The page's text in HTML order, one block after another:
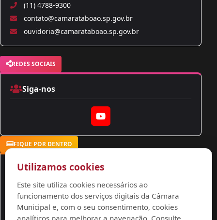
(11) 4788-9300
contato@camarataboao.sp.gov.br
ouvidoria@camarataboao.sp.gov.br
REDES SOCIAIS
Siga-nos
YouTube
FIQUE POR DENTRO
Notícias
Acompanhe nossas notícias
Ver Notícias
Utilizamos cookies
Este site utiliza cookies necessários ao
funcionamento dos serviços digitais da Câmara
Municipal e, com o seu consentimento, cookies
analíticos para melhorar a navegação. Consulte